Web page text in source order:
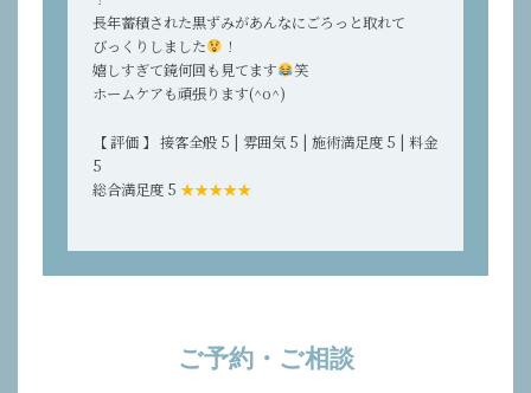
長年蓄積された黒ずみがあんなにごろっと取れて
びっくりしました
！
嬉しすぎて鏡何回も見てます
笑
ホームケアも頑張ります(^o^)
【 評価 】 接客全般 5 | 雰囲気 5 | 施術満足度 5 | 料金
5
総合満足度 5 ★★★★★
ご予約・ご相談